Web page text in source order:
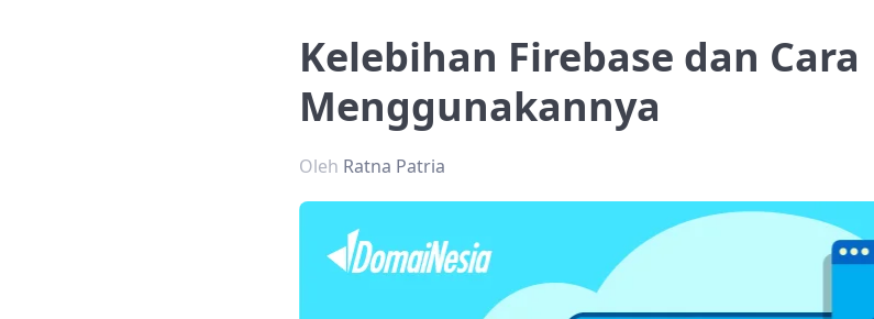
Kelebihan Firebase dan Cara
Menggunakannya
Oleh Ratna Patria